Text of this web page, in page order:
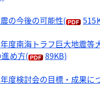
の今後の可能性(
度南海トラフ巨大地震等
め方(
89KB)
度検討会の目標・成果に